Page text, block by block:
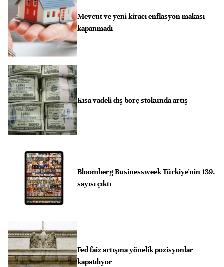
Mevcut ve yeni kiracı enflasyon makası
kapanmadı
Kısa vadeli dış borç stokunda artış
Bloomberg Businessweek Türkiye'nin 139.
sayısı çıktı
Fed faiz artışına yönelik pozisyonlar
kapatılıyor